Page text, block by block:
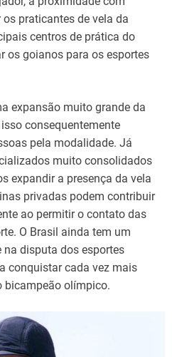
praticantes de vela da
centros de prática do
os goianos para os esportes
expansão muito grande da
consequentemente
pela modalidade. Já
muito consolidados
expandir a presença da vela
privadas podem contribuir
ao permitir o contato das
O Brasil ainda tem um
disputa dos esportes
conquistar cada vez mais
bicampeão olímpico.